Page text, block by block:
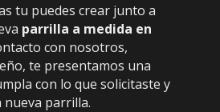
tu puedes crear junto a
parrilla a medida en
con nosotros,
te presentamos una
con lo que solicitaste y
parrilla.